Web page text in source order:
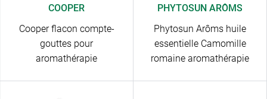
COOPER
Cooper flacon compte-
gouttes pour
aromathérapie
PHYTOSUN ARÔMS
Phytosun Arôms huile
essentielle Camomille
romaine aromathérapie